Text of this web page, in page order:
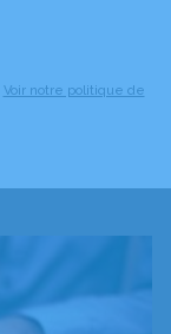
Voir notre politique de